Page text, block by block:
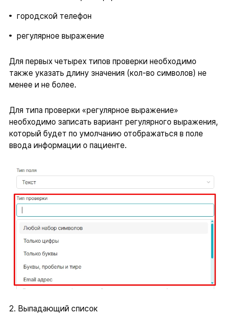
городской телефон
регулярное выражение
Для первых четырех типов проверки необходимо
также указать длину значения (кол-во символов) не
менее и не более.
Для типа проверки «регулярное выражение»
необходимо записать вариант регулярного выражения,
который будет по умолчанию отображаться в поле
ввода информации о пациенте.
2. Выпадающий список